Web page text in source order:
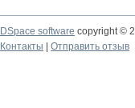
DSpace software copyright ©
Контакты
Отправить отзыв